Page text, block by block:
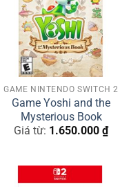
GAME NINTENDO SWITCH 2
Game Yoshi and the
Mysterious Book
Giá từ: 1.650.000 ₫